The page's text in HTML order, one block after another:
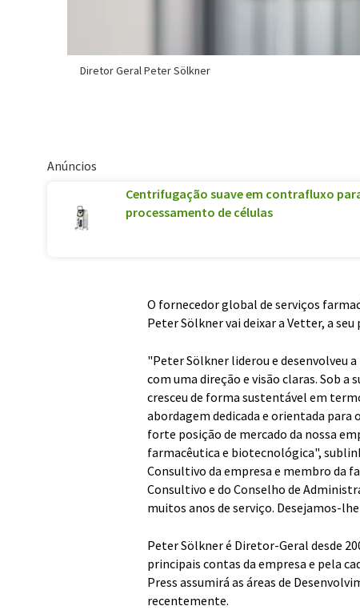
Diretor Geral Peter Sölkner
Anúncios
Centrifugação suave em contrafluxo
processamento de células
O fornecedor global de serviços
Peter Sölkner vai deixar a Vetter, a
"Peter Sölkner liderou e desenvolveu
com uma direção e visão claras. Sob a
cresceu de forma sustentável em
abordagem dedicada e orientada
forte posição de mercado da nossa
farmacêutica e biotecnológica",
Consultivo da empresa e membro da
Consultivo e do Conselho de
muitos anos de serviço. Desejamos-
Peter Sölkner é Diretor-Geral desde
principais contas da empresa e pela
Press assumirá as áreas de
recentemente.